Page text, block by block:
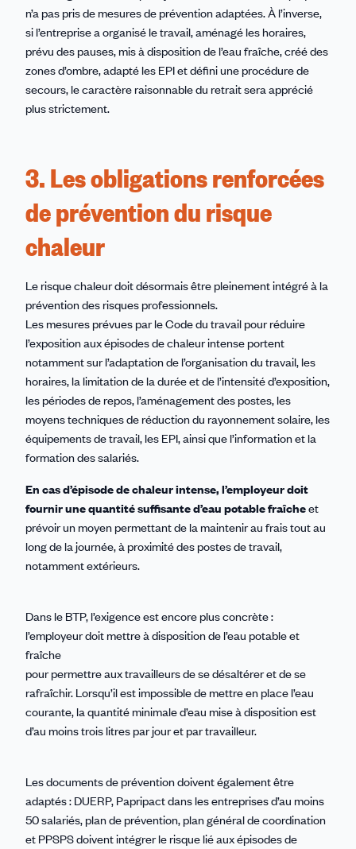
n’a pas pris de mesures de prévention adaptées. À l’inverse,
si l’entreprise a organisé le travail, aménagé les horaires,
prévu des pauses, mis à disposition de l’eau fraîche, créé des
zones d’ombre, adapté les EPI et défini une procédure de
secours, le caractère raisonnable du retrait sera apprécié
plus strictement.
3. Les obligations renforcées
de prévention du risque
chaleur
Le risque chaleur doit désormais être pleinement intégré à la
prévention des risques professionnels.
Les mesures prévues par le Code du travail pour réduire
l’exposition aux épisodes de chaleur intense portent
notamment sur l’adaptation de l’organisation du travail, les
horaires, la limitation de la durée et de l’intensité d’exposition,
les périodes de repos, l’aménagement des postes, les
moyens techniques de réduction du rayonnement solaire, les
équipements de travail, les EPI, ainsi que l’information et la
formation des salariés.
En cas d’épisode de chaleur intense, l’employeur doit
fournir une quantité suffisante d’eau potable fraîcheet
prévoir un moyen permettant de la maintenir au frais tout au
long de la journée, à proximité des postes de travail,
notamment extérieurs.
Dans le BTP, l’exigence est encore plus concrète :
l’employeur doit mettre à disposition de l’eau potable et
fraîche
pour permettre aux travailleurs de se désaltérer et de se
rafraîchir. Lorsqu’il est impossible de mettre en place l’eau
courante, la quantité minimale d’eau mise à disposition est
d’au moins trois litres par jour et par travailleur.
Les documents de prévention doivent également être
adaptés : DUERP, Papripact dans les entreprises d’au moins
50 salariés, plan de prévention, plan général de coordination
et PPSPS doivent intégrer le risque lié aux épisodes de